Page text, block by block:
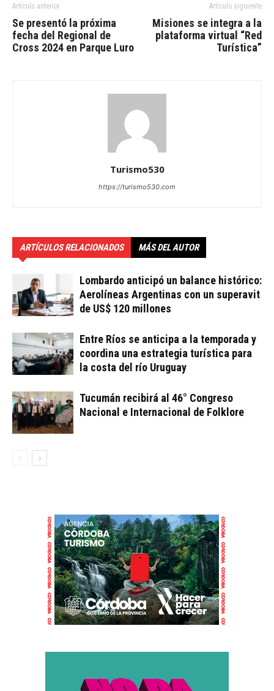
Artículo anterior
Se presentó la próxima
fecha del Regional de
Cross 2024 en Parque Luro
Artículo siguiente
Misiones se integra a la
plataforma virtual “Red
Turística”
Turismo530
https://turismo530.com
ARTÍCULOS RELACIONADOS MÁS DEL AUTOR
Lombardo anticipó un balance histórico:
Aerolíneas Argentinas con un superavit
de US$ 120 millones
Entre Ríos se anticipa a la temporada y
coordina una estrategia turística para
la costa del río Uruguay
Tucumán recibirá al 46° Congreso
Nacional e Internacional de Folklore